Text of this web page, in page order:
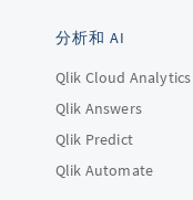
分析和 AI
Qlik Cloud Analytics
Qlik Answers
Qlik Predict
Qlik Automate